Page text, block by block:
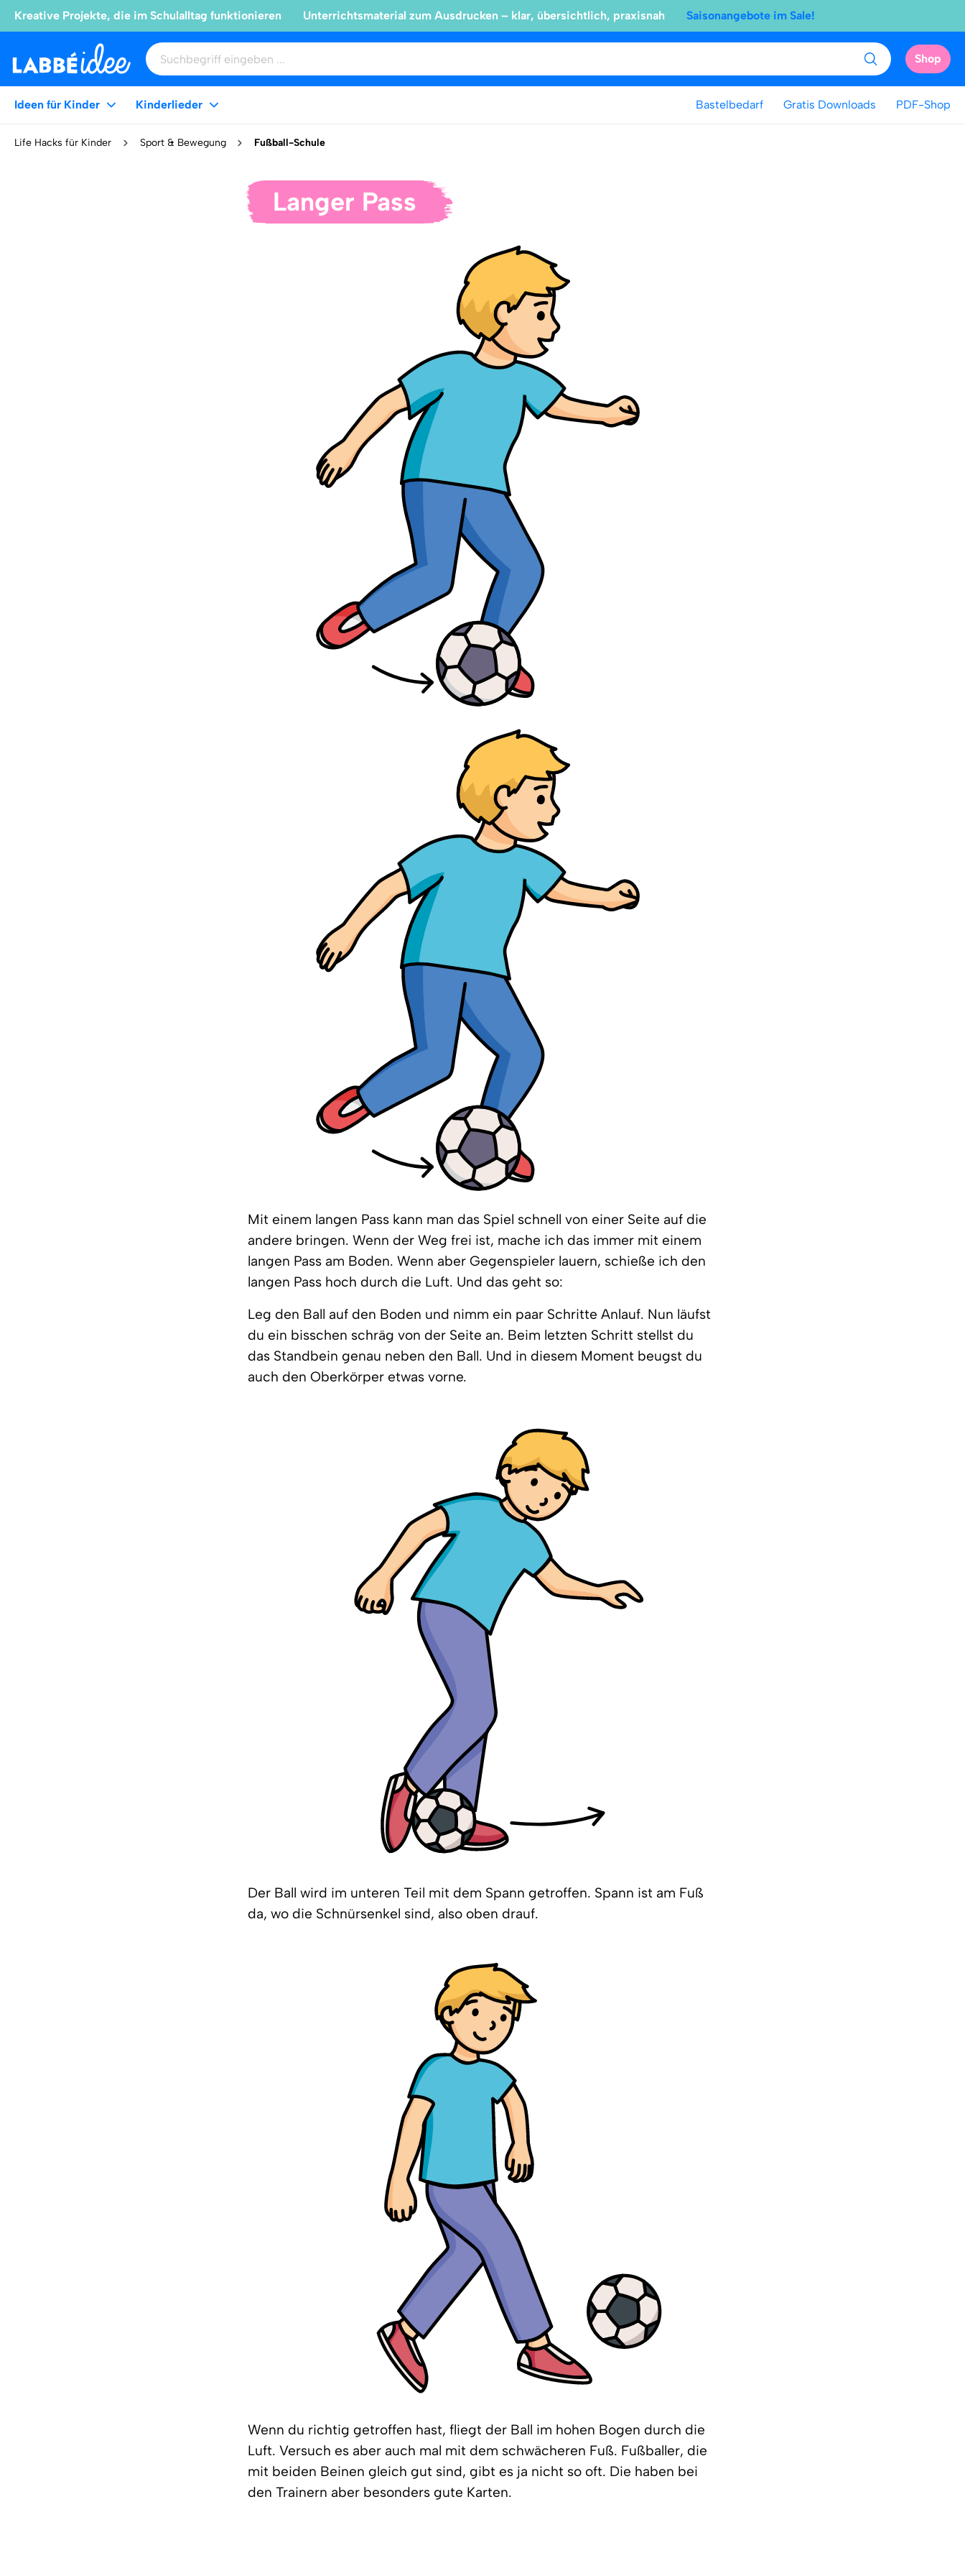
Kreative Projekte, die im Schulalltag funktionieren Unterrichtsmaterial zum Ausdrucken – klar, übersichtlich, praxisnah Saisonangebote im Sale!
Shop
Ideen für Kinder Kinderlieder Bastelbedarf Gratis Downloads PDF-Shop
Life Hacks für Kinder Sport & Bewegung Fußball-Schule
Langer Pass
Mit einem langen Pass kann man das Spiel schnell von einer Seite auf die
andere bringen. Wenn der Weg frei ist, mache ich das immer mit einem
langen Pass am Boden. Wenn aber Gegenspieler lauern, schieße ich den
langen Pass hoch durch die Luft. Und das geht so:
Leg den Ball auf den Boden und nimm ein paar Schritte Anlauf. Nun läufst
du ein bisschen schräg von der Seite an. Beim letzten Schritt stellst du
das Standbein genau neben den Ball. Und in diesem Moment beugst du
auch den Oberkörper etwas vorne.
Der Ball wird im unteren Teil mit dem Spann getroffen. Spann ist am Fuß
da, wo die Schnürsenkel sind, also oben drauf.
Wenn du richtig getroffen hast, fliegt der Ball im hohen Bogen durch die
Luft. Versuch es aber auch mal mit dem schwächeren Fuß. Fußballer, die
mit beiden Beinen gleich gut sind, gibt es ja nicht so oft. Die haben bei
den Trainern aber besonders gute Karten.